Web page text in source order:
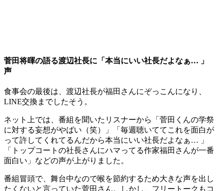
菅田将暉の語る渡辺社長に「本当にいい社長だよなぁ… 」
声
食事会の最後は、渡辺社長が福田さんにぞっこんになり、
LINE交換までしたそう。
ネット上では、番組を聞いたリスナーから「菅田くんの学祭
に対する妄想がやばい（笑）」「毎週聴いててこれを面白が
って許してくれてるんだから本当にいい社長だよなぁ… 」
「トップコートの社長さんにハマってる作家福田さんが一番
面白い」などの声が上がりました。
番組冒頭で、舞台中なので喉を節約するため大きな声を出し
たくないと言っていた菅田さん。しかし、フリートークもコ